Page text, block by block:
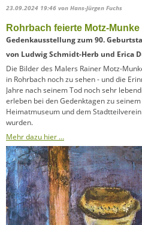
23.09.2024 19:46 von Hans-Jürgen Fuchs
Rohrbach feierte Motz-Munke
Gedenkausstellung zum 90.
von Ludwig Schmidt-Herb und Erica
Die Bilder des Malers Rainer Motz-
in Rohrbach noch zu sehen - und die
Jahre nach seinem Tod noch sehr
erleben bei den Gedenktagen zu
Heimatmuseum und dem
wurden.
Mehr dazu hier …